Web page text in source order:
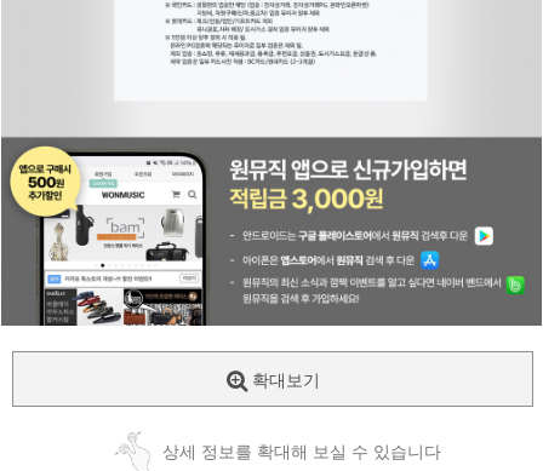
확대보기
상세 정보를 확대해 보실 수 있습니다